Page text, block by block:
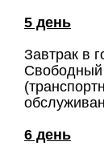
5 день
Завтрак в
Свободный
6 день